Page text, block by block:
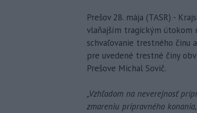
Prešov 28. mája (TASR) -
vlaňajším tragickým útokom
schvaľovanie trestného činu
pre uvedené trestné činy
Prešove Michal Sovič.
„Vzhľadom na neverejnosť
zmareniu prípravného